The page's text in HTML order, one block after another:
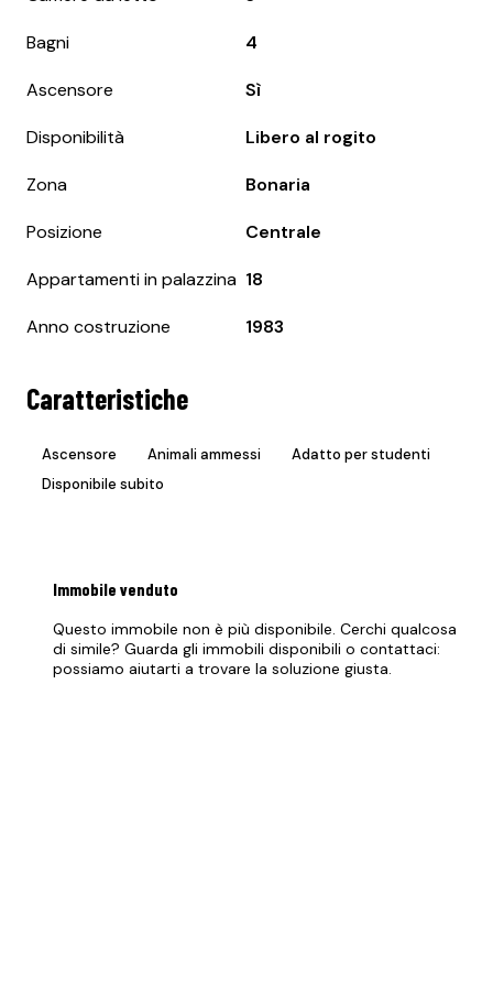
Bagni 4
Ascensore Sì
Disponibilità Libero al rogito
Zona Bonaria
Posizione Centrale
Appartamenti in palazzina 18
Anno costruzione 1983
Caratteristiche
Ascensore Animali ammessi
Adatto per studenti
Disponibile subito
Immobile venduto
Questo immobile non è più disponibile. Cerchi qualcosa
di simile? Guarda gli immobili disponibili o contattaci:
possiamo aiutarti a trovare la soluzione giusta.